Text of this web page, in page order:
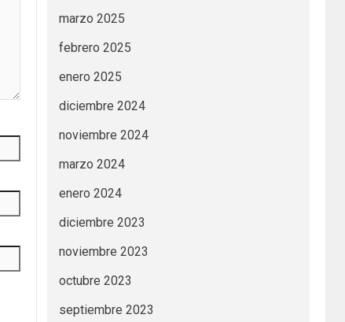
marzo 2025
febrero 2025
enero 2025
diciembre 2024
noviembre 2024
marzo 2024
enero 2024
diciembre 2023
noviembre 2023
octubre 2023
septiembre 2023